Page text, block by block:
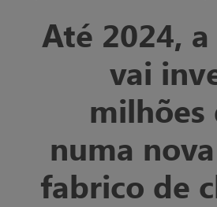
Até 2024,
vai
milhões
numa
fabrico de